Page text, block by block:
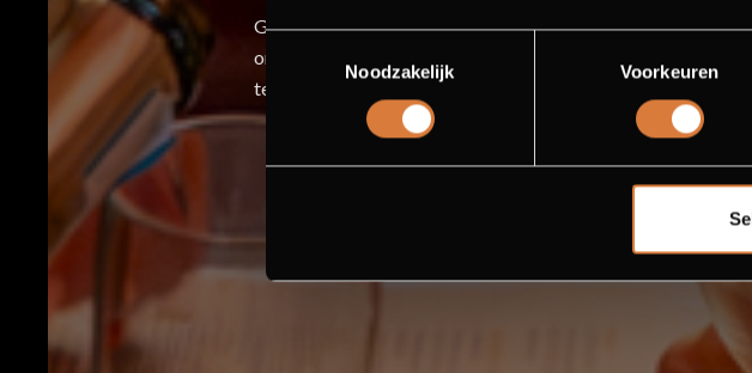
Noodzakelijk
Voorkeuren
Geniet 7 t/m 10 januari voorafgaand aan de voorstelling van
onderstaande overheerlijke arrangementen om al helemaal in
te komen. Bekijk hieronder alle arrangementen en reserveer